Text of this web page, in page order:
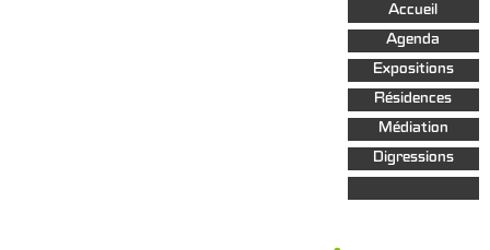
Aller au
contenu
principal
Accueil
Agenda
Expositions
Résidences
Médiation
Digressions